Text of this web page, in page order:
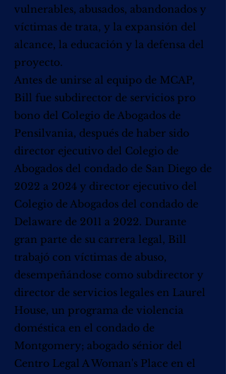
vulnerables, abusados, abandonados y
víctimas de trata, y la expansión del
alcance, la educación y la defensa del
proyecto.
Antes de unirse al equipo de MCAP,
Bill fue subdirector de servicios pro
bono del Colegio de Abogados de
Pensilvania, después de haber sido
director ejecutivo del Colegio de
Abogados del condado de San Diego de
2022 a 2024 y director ejecutivo del
Colegio de Abogados del condado de
Delaware de 2011 a 2022. Durante
gran parte de su carrera legal, Bill
trabajó con víctimas de abuso,
desempeñándose como subdirector y
director de servicios legales en Laurel
House, un programa de violencia
doméstica en el condado de
Montgomery; abogado sénior del
Centro Legal A Woman's Place en el